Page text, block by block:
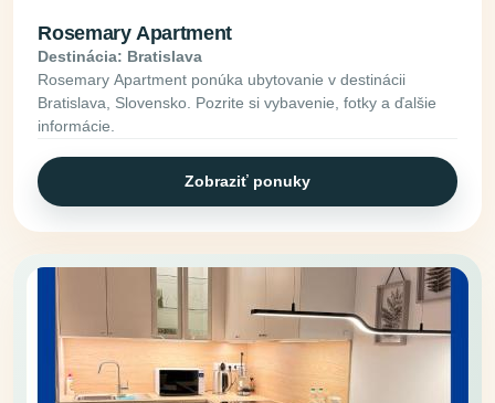
Rosemary Apartment
Destinácia: Bratislava
Rosemary Apartment ponúka ubytovanie v destinácii
Bratislava, Slovensko. Pozrite si vybavenie, fotky a ďalšie
informácie.
Zobraziť ponuky